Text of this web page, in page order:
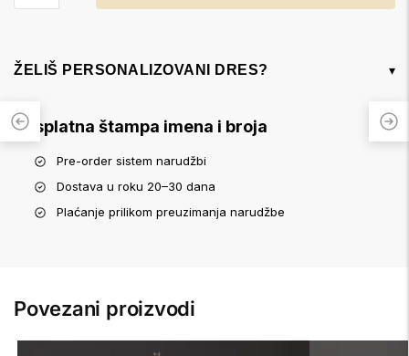
ŽELIŠ PERSONALIZOVANI DRES? ▾
Besplatna štampa imena i broja
Pre-order sistem narudžbi
Dostava u roku 20–30 dana
Plaćanje prilikom preuzimanja narudžbe
Povezani proizvodi